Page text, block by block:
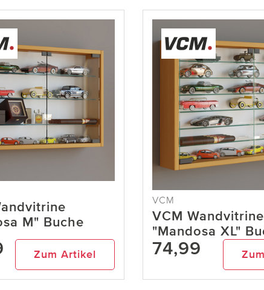
M" Buche
Zum Artikel
VCM
VCM Wandvitrine
"Mandosa XL"
74,99